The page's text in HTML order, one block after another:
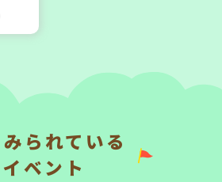
ば
親子で楽しむ
2026年
9 14 26日(土)
られている
イベント